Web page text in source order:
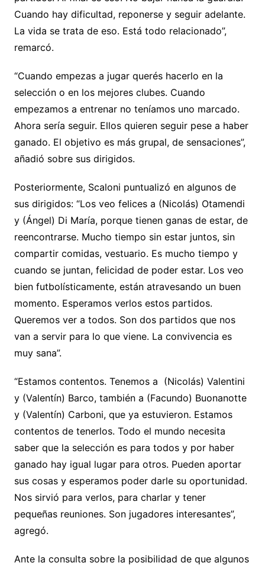
Cuando hay dificultad, reponerse y seguir adelante.
La vida se trata de eso. Está todo relacionado”,
remarcó.
“Cuando empezas a jugar querés hacerlo en la
selección o en los mejores clubes. Cuando
empezamos a entrenar no teníamos uno marcado.
Ahora sería seguir. Ellos quieren seguir pese a haber
ganado. El objetivo es más grupal, de sensaciones”,
añadió sobre sus dirigidos.
Posteriormente, Scaloni puntualizó en algunos de
sus dirigidos: “Los veo felices a (Nicolás) Otamendi
y (Ángel) Di María, porque tienen ganas de estar, de
reencontrarse. Mucho tiempo sin estar juntos, sin
compartir comidas, vestuario. Es mucho tiempo y
cuando se juntan, felicidad de poder estar. Los veo
bien futbolísticamente, están atravesando un buen
momento. Esperamos verlos estos partidos.
Queremos ver a todos. Son dos partidos que nos
van a servir para lo que viene. La convivencia es
muy sana”.
“Estamos contentos. Tenemos a (Nicolás) Valentini
y (Valentín) Barco, también a (Facundo) Buonanotte
y (Valentín) Carboni, que ya estuvieron. Estamos
contentos de tenerlos. Todo el mundo necesita
saber que la selección es para todos y por haber
ganado hay igual lugar para otros. Pueden aportar
sus cosas y esperamos poder darle su oportunidad.
Nos sirvió para verlos, para charlar y tener
pequeñas reuniones. Son jugadores interesantes”,
agregó.
Ante la consulta sobre la posibilidad de que algunos